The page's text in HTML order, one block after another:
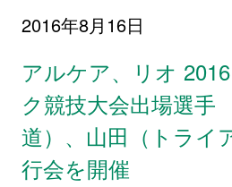
2016年8月16日
アルケア、リオ
ク競技大会出場選
道）、山田（トライ
行会を開催